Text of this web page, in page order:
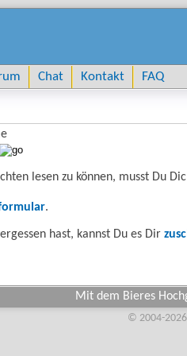
Chat Kontakt FAQ
lesen zu können, musst Du
.
hast, kannst Du es Dir
Mit dem Bieres
© 2004-